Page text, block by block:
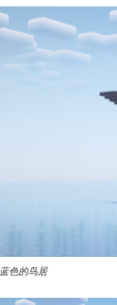
蓝色的鸟居